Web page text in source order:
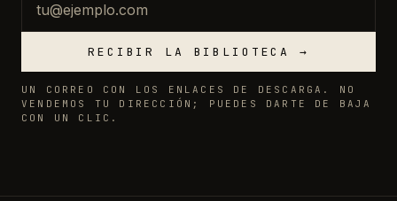
RECIBIR LA BIBLIOTECA →
UN CORREO CON LOS ENLACES DE DESCARGA. NO
VENDEMOS TU DIRECCIÓN; PUEDES DARTE DE BAJA
CON UN CLIC.